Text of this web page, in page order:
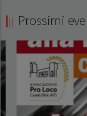
Prossimi